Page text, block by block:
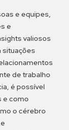
e equipes,
e
valiosos
situações
de trabalho
é possível
e como
o cérebro